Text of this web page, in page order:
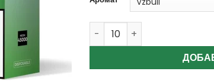
Количество Wholesale